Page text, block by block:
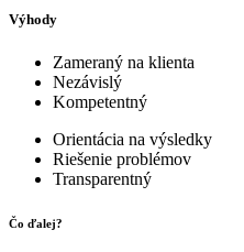
Výhody
Zameraný na klienta
Nezávislý
Kompetentný
Orientácia na výsledky
Riešenie problémov
Transparentný
Čo ďalej?